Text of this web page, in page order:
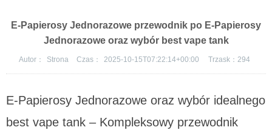
E-Papierosy Jednorazowe przewodnik po E-Papierosy
Jednorazowe oraz wybór best vape tank
Autor： Strona Czas： 2025-10-15T07:22:14+00:00 Trzask： 294
E-Papierosy Jednorazowe oraz wybór idealnego
best vape tank – Kompleksowy przewodnik